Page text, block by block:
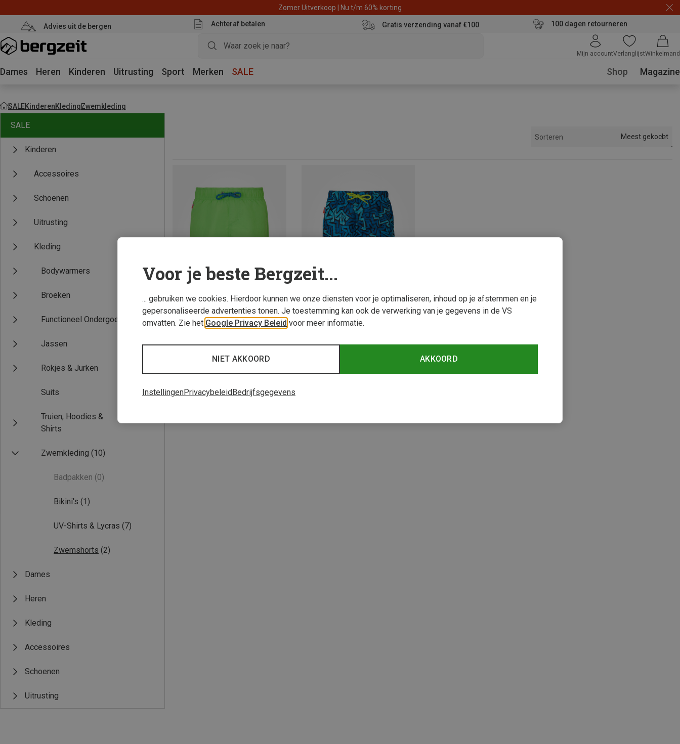
Zomer Uitverkoop | Nu t/m 60% korting
Advies uit de bergen Achteraf betalen Gratis verzending vanaf €100 100 dagen retourneren
Mijn accountVerlanglijstWinkelmand
Dames Heren Kinderen Uitrusting Sport Merken SALE Shop Magazine
SALEKinderenKledingZwemkleding
SALE
Kinderen
Accessoires
Schoenen
Uitrusting
Kleding
Bodywarmers
Broeken
Functioneel Ondergoed
Jassen
Rokjes & Jurken
Suits
Truien, Hoodies &
Shirts
Zwemkleding (10)
Badpakken (0)
Bikini's (1)
UV-Shirts & Lycras (7)
Zwemshorts (2)
Dames
Heren
Kleding
Accessoires
Schoenen
Uitrusting
Sorteren Meest gekocht
Je bespaart tot 43% Je bespaart tot 46%
2 van 2 producten bekeken
Voor je beste Bergzeit...
... gebruiken we cookies. Hierdoor kunnen we onze diensten voor je optimaliseren, inhoud op je afstemmen en je
gepersonaliseerde advertenties tonen. Je toestemming kan ook de verwerking van je gegevens in de VS
omvatten. Zie het Google Privacy Beleid voor meer informatie.
AKKOORD
NIET AKKOORD
InstellingenPrivacybeleidBedrijfsgegevens